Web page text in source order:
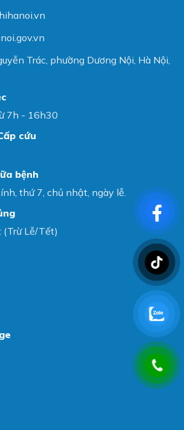
Trác, phường Dương Nội, Hà Nội,
7h - 16h30
cứu
bệnh
thứ 7, chủ nhật, ngày lễ.
Lễ/Tết)